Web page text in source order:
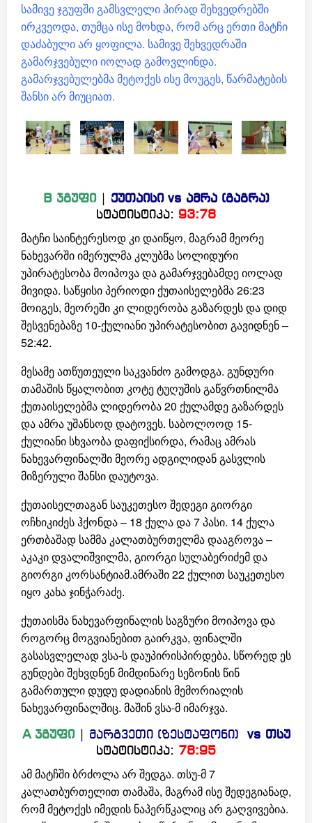
სამივე ჯგუფში გამსვლელი პირად შეხვედრებში
ირკვეოდა, თუმცა ისე მოხდა, რომ არც ერთი მატჩი
დაძაბული არ ყოფილა. სამივე შეხვედრაში
გამარჯვებული იოლად გამოვლინდა.
გამარჯვებულებმა მეტოქეს ისე მოუგეს, წარმატების
შანსი არ მიუციათ.
B ჯგუფი ქუთაისი vs ამრა (გაგრა)
სტატისტიკა: 93:78
მატჩი საინტერესოდ კი დაიწყო, მაგრამ მეორე
ნახევარში იმერულმა კლუბმა სოლიდური
უპირატესობა მოიპოვა და გამარჯვებამდე იოლად
მივიდა. საწყისი პერიოდი ქუთაისელებმა 26:23
მოიგეს, მეორეში კი ლიდერობა გაზარდეს და დიდ
შესვენებაზე 10-ქულიანი უპირატესობით გავიდნენ –
52:42.
მესამე ათწუთეული საკვანძო გამოდგა. გუნდური
თამაშის წყალობით კოტე ტუღუშის გაწვრთნილმა
ქუთაისელებმა ლიდერობა 20 ქულამდე გაზარდეს
და ამრა უშანსოდ დატოვეს. საბოლოოდ 15-
ქულიანი სხვაობა დაფიქსირდა, რამაც ამრას
ნახევარფინალში მეორე ადგილიდან გასვლის
მიზერული შანსი დაუტოვა.
ქუთაისელთაგან საუკეთესო შედეგი გიორგი
ოჩხიკიძეს ჰქონდა – 18 ქულა და 7 პასი. 14 ქულა
ერთბაშად სამმა კალათბურთელმა დააგროვა –
აკაკი დვალიშვილმა, გიორგი სულაბერიძემ და
გიორგი კორსანტიამ.ამრაში 22 ქულით საუკეთესო
იყო კახა ჯინჭარაძე.
ქუთაისმა ნახევარფინალის საგზური მოიპოვა და
როგორც მოგვიანებით გაირკვა, ფინალში
გასასვლელად ვსა-ს დაუპირისპირდება. სწორედ ეს
გუნდები შეხვდნენ მიმდინარე სეზონის წინ
გამართული დუდუ დადიანის მემორიალის
ნახევარფინალშიც. მაშინ ვსა-მ იმარჯვა.
A ჯგუფი მარგვეთი (ზესტაფონი)
vs თსუ
სტატისტიკა: 78:95
ამ მატჩში ბრძოლა არ შედგა. თსუ-მ 7
კალათბურთელით თამაშა, მაგრამ ისე შედეგიანად,
რომ მეტოქეს იმედის ნაპერწკალიც არ გაღვივებია.